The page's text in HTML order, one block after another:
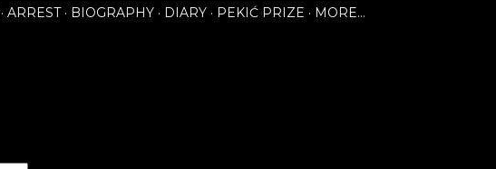
ARREST BIOGRAPHY DIARY PEKIĆ PRIZE MORE…